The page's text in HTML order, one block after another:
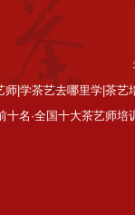
师|学茶艺去哪里学|茶艺
十名·全国十大茶艺师培